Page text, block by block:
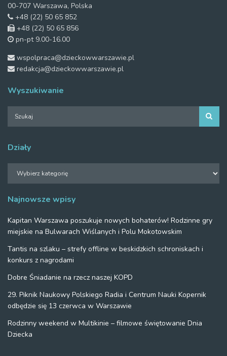
00-707 Warszawa, Polska
+48 (22) 50 65 852
+48 (22) 50 65 856
pn-pt 9.00-16.00
wspolpraca@dzieckowwarszawie.pl
redakcja@dzieckowwarszawie.pl
Wyszukiwanie
Działy
Najnowsze wpisy
Kapitan Warszawa poszukuje nowych bohaterów! Rodzinne gry
miejskie na Bulwarach Wiślanych i Polu Mokotowskim
Tantis na szlaku – strefy offline w beskidzkich schroniskach i
konkurs z nagrodami
Dobre Śniadanie na rzecz naszej KOPD
29. Piknik Naukowy Polskiego Radia i Centrum Nauki Kopernik
odbędzie się 13 czerwca w Warszawie
Rodzinny weekend w Multikinie – filmowe świętowanie Dnia
Dziecka